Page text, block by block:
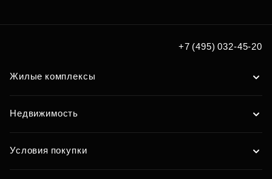
+7 (495) 032-45-20
Жилые комплексы
Недвижимость
Условия покупки